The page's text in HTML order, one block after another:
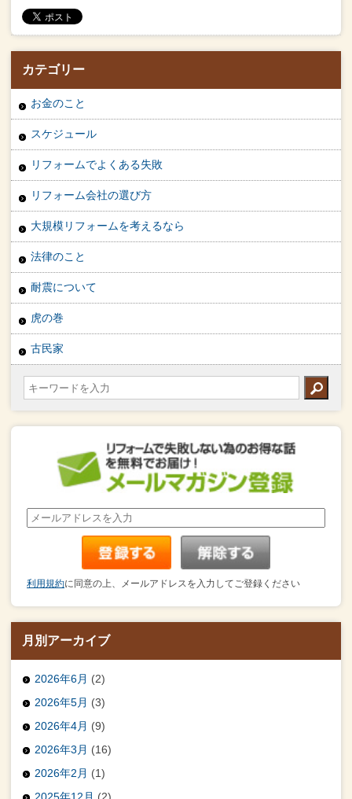
カテゴリー
お金のこと
スケジュール
リフォームでよくある失敗
リフォーム会社の選び方
大規模リフォームを考えるなら
法律のこと
耐震について
虎の巻
古民家
利用規約に同意の上、メールアドレスを入力してご登録ください
月別アーカイブ
2026年6月 (2)
2026年5月 (3)
2026年4月 (9)
2026年3月 (16)
2026年2月 (1)
2025年12月 (2)